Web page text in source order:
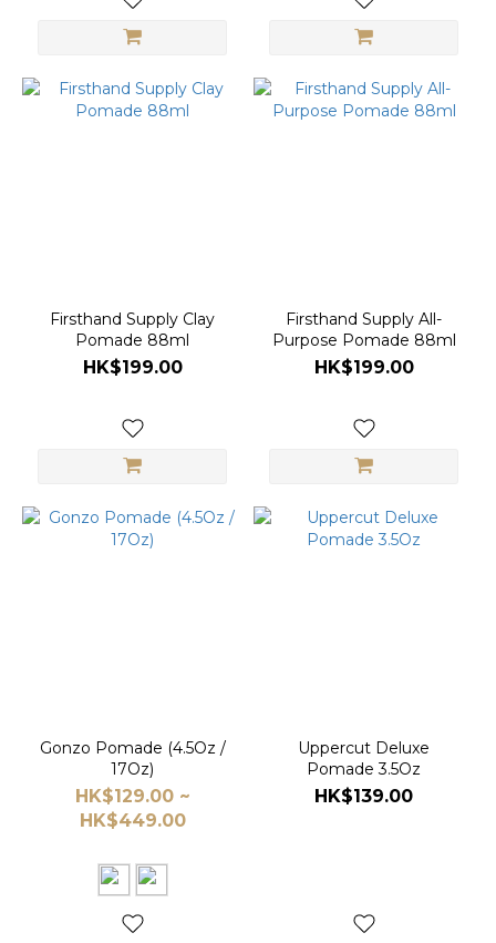
Firsthand Supply Clay
Pomade 88ml
HK$199.00
Firsthand Supply All-
Purpose Pomade 88ml
HK$199.00
Gonzo Pomade (4.5Oz /
17Oz)
HK$129.00 ~
HK$449.00
Uppercut Deluxe
Pomade 3.5Oz
HK$139.00